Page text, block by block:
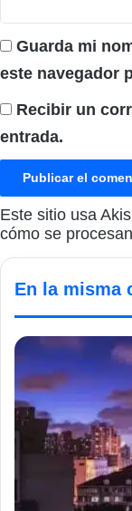
Guarda mi
este navegador
Recibir un
entrada.
Este sitio usa
cómo se
En la misma